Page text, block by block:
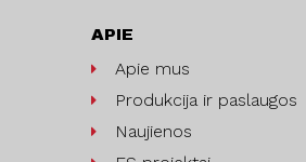
APIE
Apie mus
Produkcija ir paslaugos
Naujienos